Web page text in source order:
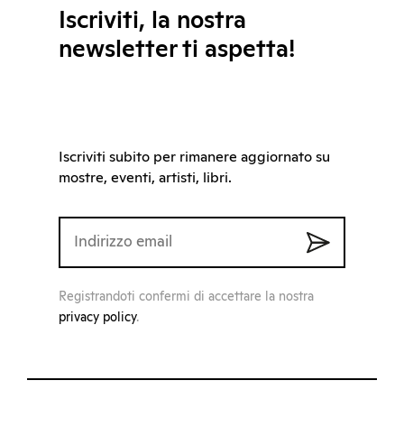
Iscriviti, la nostra
newsletter ti aspetta!
Iscriviti subito per rimanere aggiornato su
mostre, eventi, artisti, libri.
Registrandoti confermi di accettare la nostra
privacy policy.